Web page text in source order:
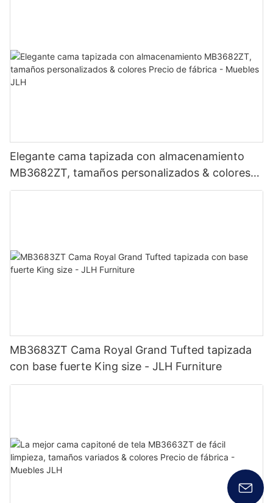
Elegante cama tapizada con almacenamiento
MB3682ZT, tamaños personalizados & colores
Precio de fábrica - Muebles JLH
MB3683ZT Cama Royal Grand Tufted tapizada
con base fuerte King size - JLH Furniture